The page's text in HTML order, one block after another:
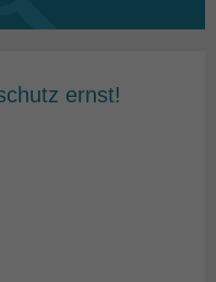
ernst!